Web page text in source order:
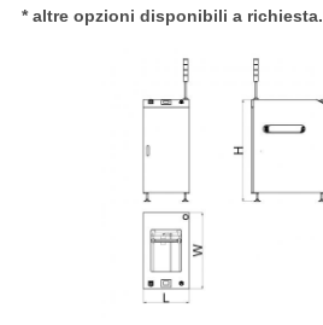
* altre opzioni disponibili a richiesta.